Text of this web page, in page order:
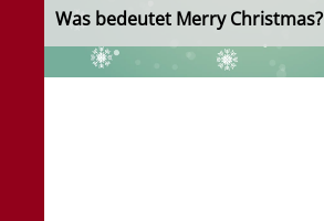
Was bedeutet Merry Christmas?